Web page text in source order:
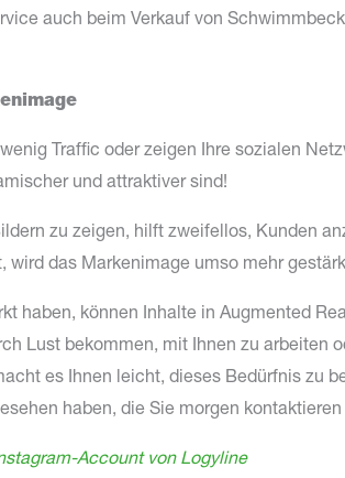
auch beim Verkauf von
Traffic oder zeigen Ihre sozialen
und attraktiver sind!
zu zeigen, hilft zweifellos, Kunden
wird das Markenimage umso mehr
haben, können Inhalte in Augmented
Lust bekommen, mit Ihnen zu arbeiten
es Ihnen leicht, dieses Bedürfnis zu
haben, die Sie morgen
Account von Logyline